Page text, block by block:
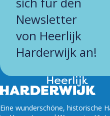
Newsletter
von Heerlijk
Harderwijk an!
Eine wunderschöne, historische